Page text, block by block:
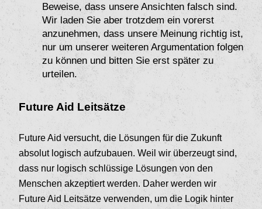
Beweise, dass unsere Ansichten falsch sind.
Wir laden Sie aber trotzdem ein vorerst
anzunehmen, dass unsere Meinung richtig ist,
nur um unserer weiteren Argumentation folgen
zu können und bitten Sie erst später zu
urteilen.
Future Aid Leitsätze
Future Aid versucht, die Lösungen für die Zukunft
absolut logisch aufzubauen. Weil wir überzeugt sind,
dass nur logisch schlüssige Lösungen von den
Menschen akzeptiert werden. Daher werden wir
Future Aid Leitsätze verwenden, um die Logik hinter